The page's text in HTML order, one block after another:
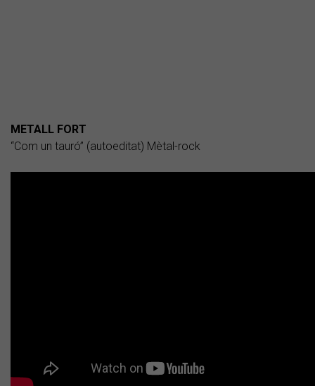
METALL FORT
“Com un tauró” (autoeditat) Mètal-rock